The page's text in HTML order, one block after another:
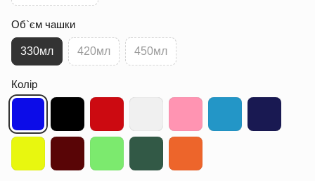
Об`єм чашки
330мл 420мл 450мл
Колір